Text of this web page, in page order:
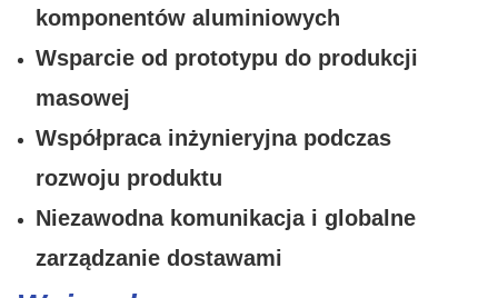
komponentów aluminiowych
Wsparcie od prototypu do produkcji
masowej
Współpraca inżynieryjna podczas
rozwoju produktu
Niezawodna komunikacja i globalne
zarządzanie dostawami